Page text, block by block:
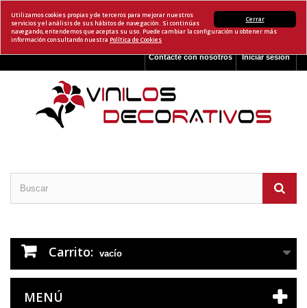
Cerrar
Utilizamos cookies propias y de terceros para mejorar nuestros
servicios y el análisis de sus hábitos de navegación. Si continúas
navegando, entendemos que aceptas su uso. Puede cambiar la configuración u obtener más
información consultando nuestra Política de Cookies
Iniciar sesión
Contacte con nosotros
Carrito: vacío
MENÚ